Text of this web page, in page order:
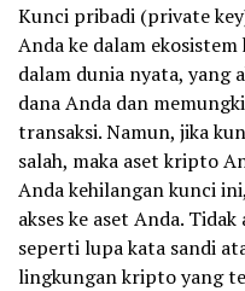
Kunci pribadi (private
Anda ke dalam
dalam dunia nyata, yang
dana Anda dan
transaksi. Namun, jika
salah, maka aset kripto
Anda kehilangan kunci
akses ke aset Anda.
seperti lupa kata sandi
lingkungan kripto yang